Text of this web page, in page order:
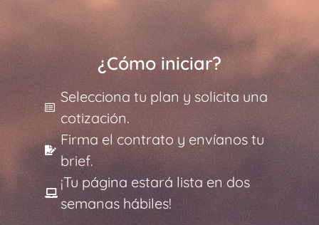
¿Cómo iniciar?
Selecciona tu plan y solicita una
cotización.
Firma el contrato y envíanos tu
brief.
¡Tu página estará lista en dos
semanas hábiles!